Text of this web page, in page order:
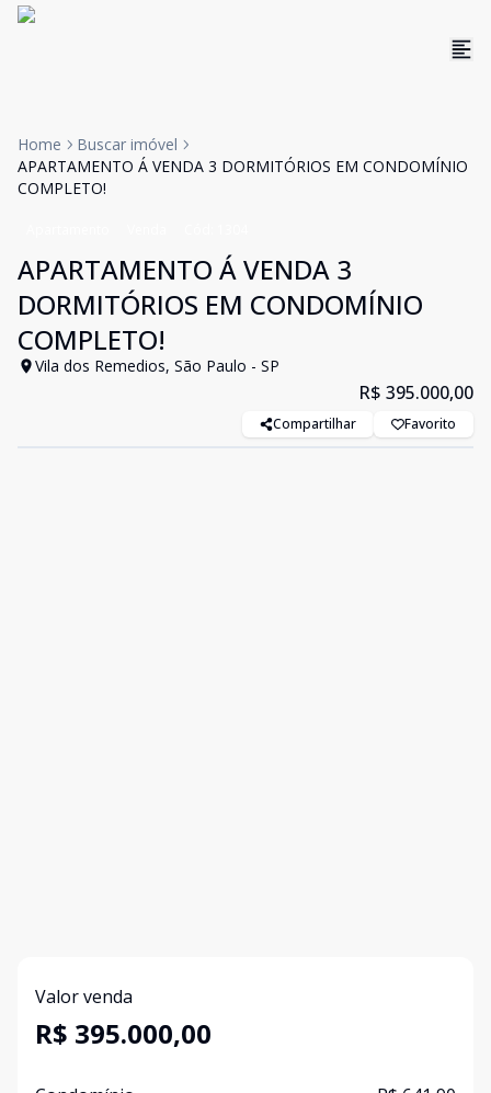
Home
Buscar imóvel
APARTAMENTO Á VENDA 3 DORMITÓRIOS EM CONDOMÍNIO
COMPLETO!
APARTAMENTO Á VENDA 3
DORMITÓRIOS EM CONDOMÍNIO
COMPLETO!
Vila dos Remedios, São Paulo - SP
R$ 395.000,00
Compartilhar Favorito
Valor venda
R$ 395.000,00